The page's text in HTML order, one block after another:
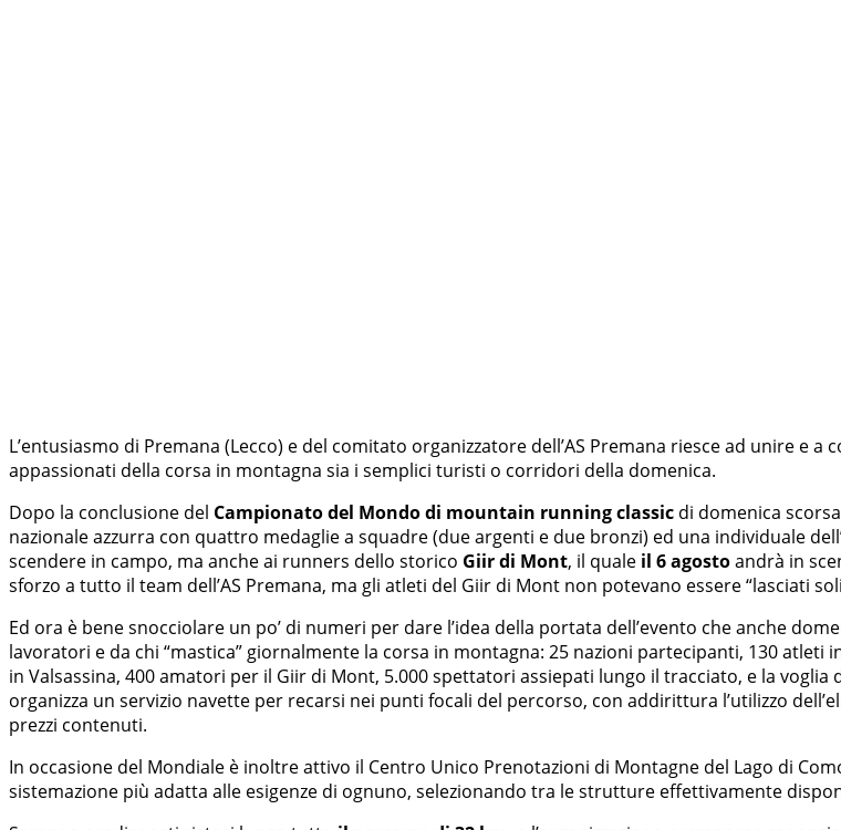
L’entusiasmo di Premana (Lecco) e del comitato organizzatore dell’AS Premana riesce ad unire e
appassionati della corsa in montagna sia i semplici turisti o corridori della domenica.
Dopo la conclusione del Campionato del Mondo di mountain running classic di domenica
nazionale azzurra con quattro medaglie a squadre (due argenti e due bronzi) ed una individuale
scendere in campo, ma anche ai runners dello storico Giir di Mont, il quale il 6 agostoandrà in
sforzo a tutto il team dell’AS Premana, ma gli atleti del Giir di Mont non potevano essere “lasciati
Ed ora è bene snocciolare un po’ di numeri per dare l’idea della portata dell’evento che anche
lavoratori e da chi “mastica” giornalmente la corsa in montagna: 25 nazioni partecipanti, 130
in Valsassina, 400 amatori per il Giir di Mont, 5.000 spettatori assiepati lungo il tracciato, e la
organizza un servizio navette per recarsi nei punti focali del percorso, con addirittura l’utilizzo
prezzi contenuti.
In occasione del Mondiale è inoltre attivo il Centro Unico Prenotazioni di Montagne del Lago di
sistemazione più adatta alle esigenze di ognuno, selezionando tra le strutture effettivamente